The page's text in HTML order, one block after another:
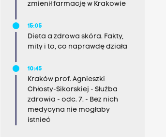
zmienił farmację w Krakowie
15:05
Dieta a zdrowa skóra. Fakty,
mity i to, co naprawdę działa
10:45
Kraków prof. Agnieszki
Chłosty-Sikorskiej - Służba
zdrowia - odc. 7. - Bez nich
medycyna nie mogłaby
istnieć